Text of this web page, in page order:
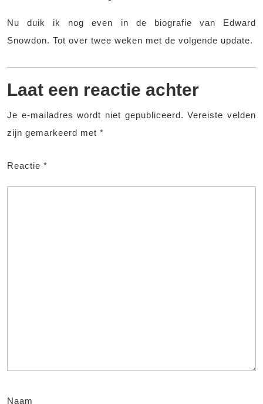
Nu duik ik nog even in de biografie van Edward
Snowdon. Tot over twee weken met de volgende update.
Laat een reactie achter
Je e-mailadres wordt niet gepubliceerd. Vereiste velden
zijn gemarkeerd met *
Reactie *
Naam